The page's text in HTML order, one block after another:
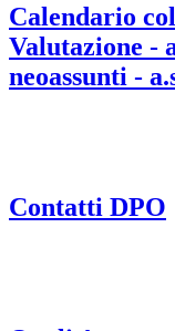
Calendario
Valutazione -
neoassunti -
Contatti DPO